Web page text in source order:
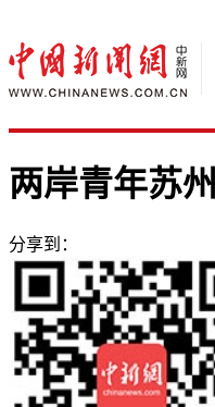
两岸青年苏
分享到：